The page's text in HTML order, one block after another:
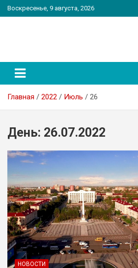
Перейти
к
Воскресенье, 9 августа, 2026
Главная 2022 Июль 26
День: 26.07.2022
НОВОСТИ